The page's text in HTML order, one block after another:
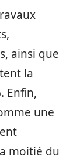
ainsi que
la
Enfin,
une
moitié du